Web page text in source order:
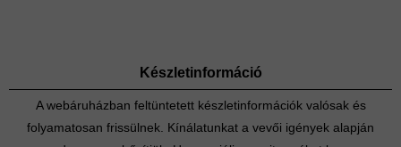
Készletinformáció
A webáruházban feltüntetett készletinformációk valósak és
folyamatosan frissülnek. Kínálatunkat a vevői igények alapján